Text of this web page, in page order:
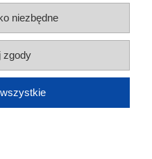
niezbędne
zgody